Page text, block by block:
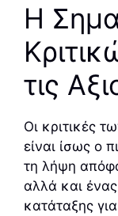
Η
τις
Οι κριτικές
είναι ίσως ο
τη λήψη
αλλά και
κατάταξης